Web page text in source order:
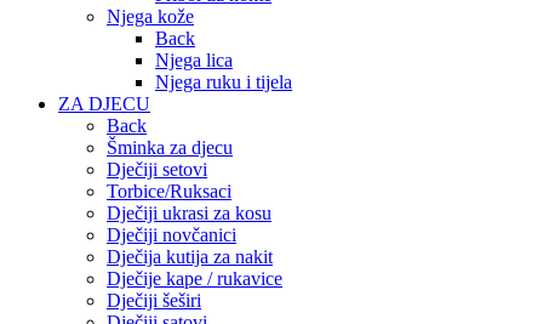
Njega kože
Back
Njega lica
Njega ruku i tijela
ZA DJECU
Back
Šminka za djecu
Dječiji setovi
Torbice/Ruksaci
Dječiji ukrasi za kosu
Dječiji novčanici
Dječija kutija za nakit
Dječije kape / rukavice
Dječiji šeširi